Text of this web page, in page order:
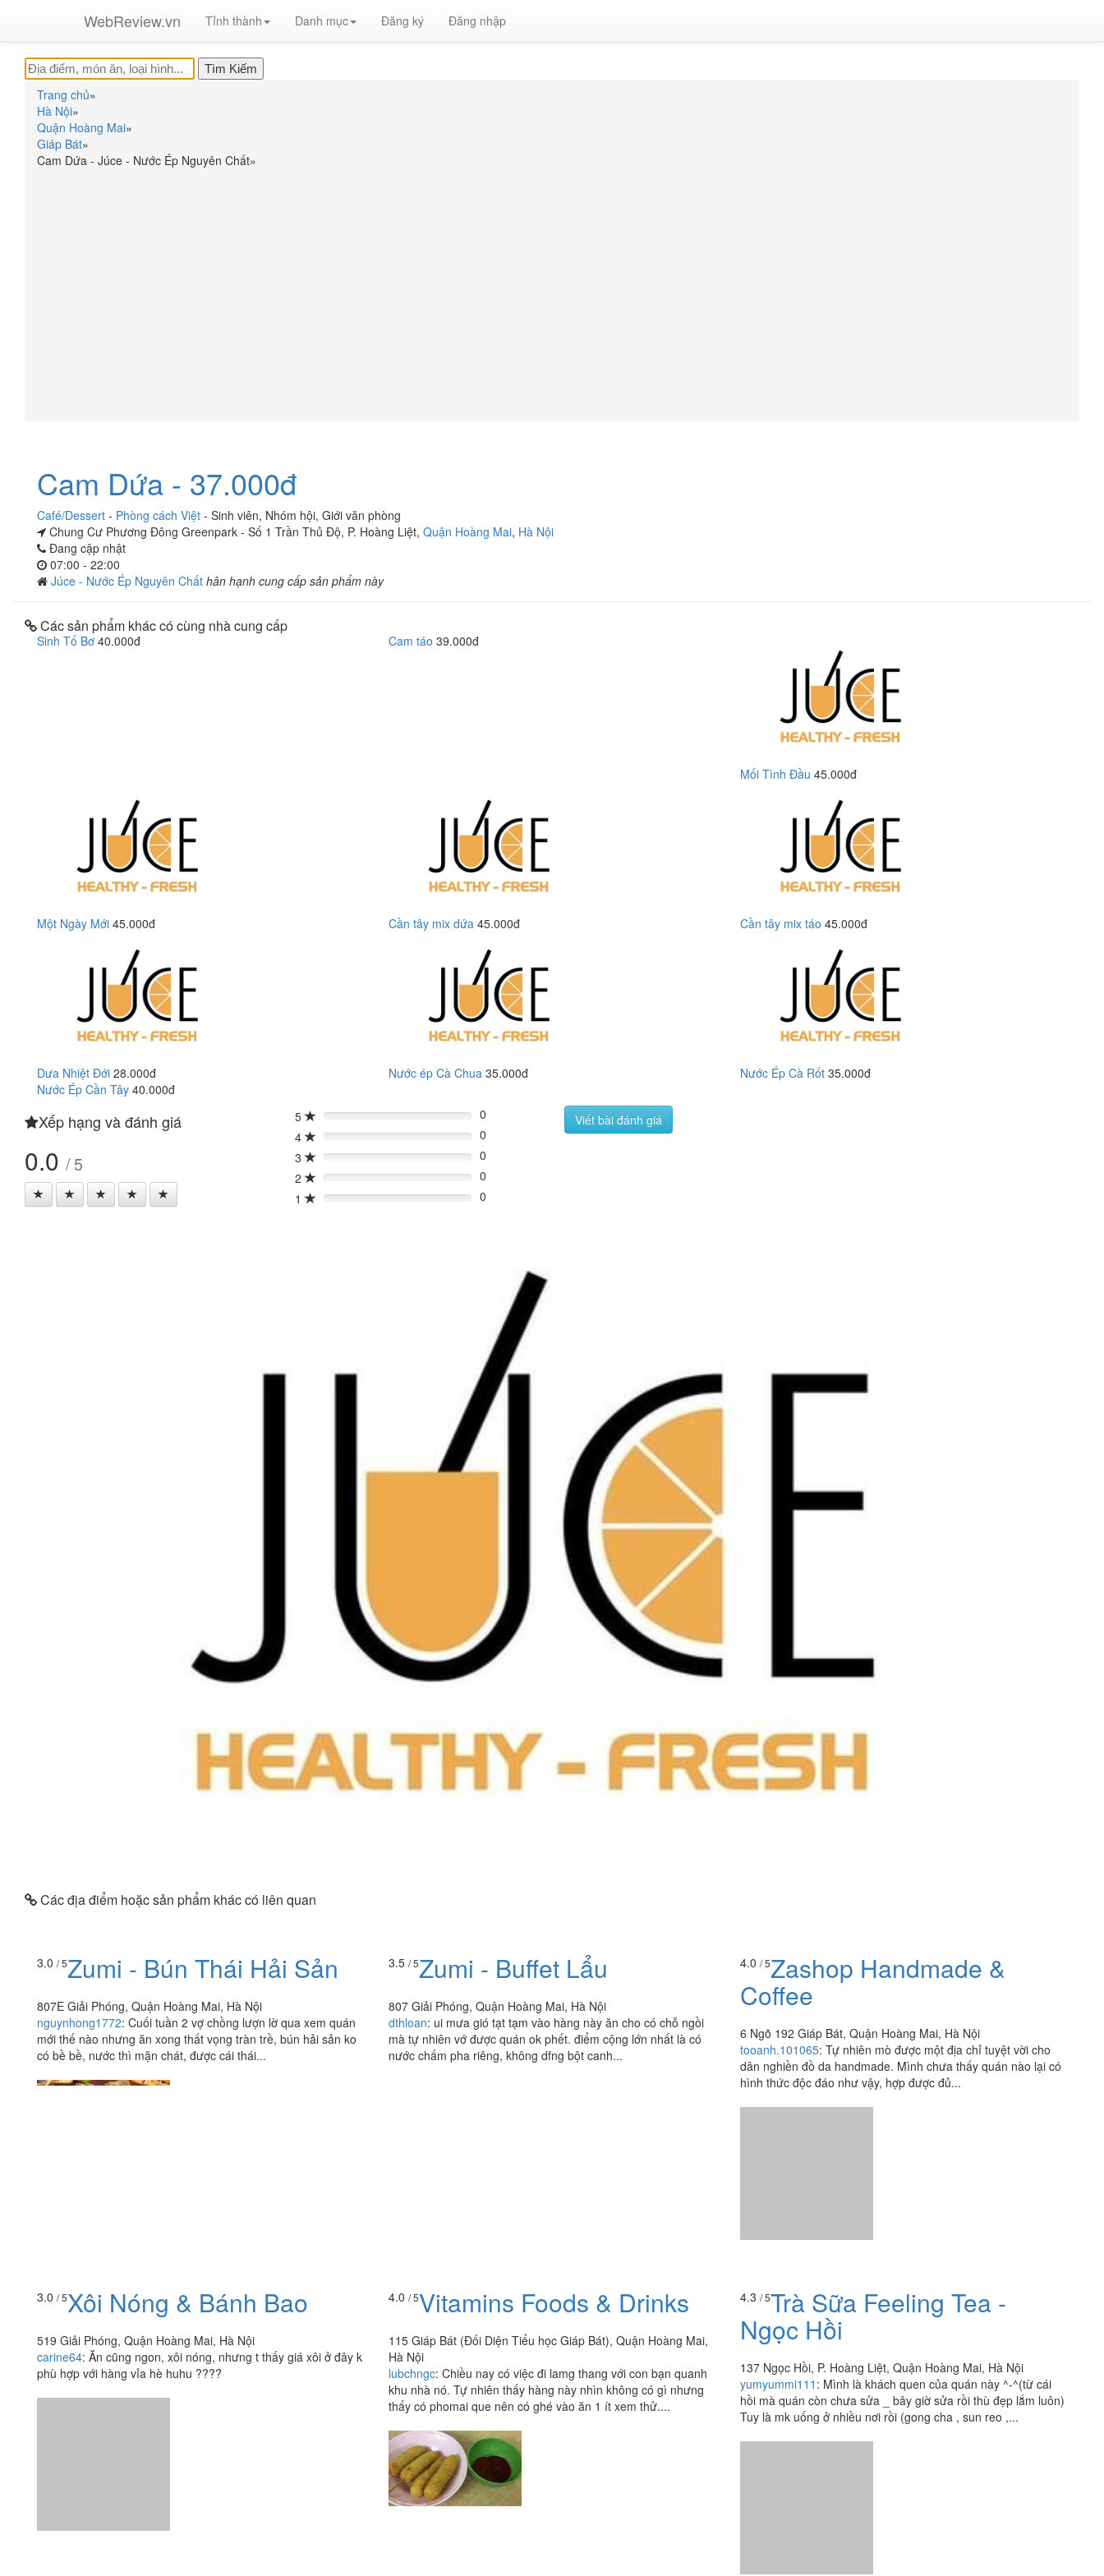
WebReview.vn Tỉnh thành Danh mục Đăng ký Đăng nhập
Trang chủ»
Hà Nội»
Quận Hoàng Mai»
Giáp Bát»
Cam Dứa - Júce - Nước Ép Nguyên Chất»
Cam Dứa - 37.000đ
Café/Dessert - Phòng cách Việt - Sinh viên, Nhóm hội, Giới văn phòng
Chung Cư Phương Đông Greenpark - Số 1 Trần Thủ Độ, P. Hoàng Liệt, Quận Hoàng Mai, Hà Nội
Đang cập nhật
07:00 - 22:00
Júce - Nước Ép Nguyên Chất hân hạnh cung cấp sản phẩm này
Các sản phẩm khác có cùng nhà cung cấp
Sinh Tố Bơ 40.000đ Cam táo 39.000đ
Mối Tình Đầu 45.000đ
Một Ngày Mới 45.000đ Cần tây mix dứa 45.000đ Cần tây mix táo 45.000đ
Dưa Nhiệt Đới 28.000đ Nước ép Cà Chua 35.000đ Nước Ép Cà Rốt 35.000đ
Nước Ép Cần Tây 40.000đ
Xếp hạng và đánh giá
0.0 / 5
5 0%
0
4
0%
0
3
0%
0
2
0%
0
1
0% 0
Viết bài đánh giá
Các địa điểm hoặc sản phẩm khác có liên quan
3.0 / 5Zumi - Bún Thái Hải Sản
807E Giải Phóng, Quận Hoàng Mai, Hà Nội
nguynhong1772: Cuối tuần 2 vợ chồng lượn lờ qua xem quán
mới thế nào nhưng ăn xong thất vọng tràn trề, bún hải sản ko
có bề bề, nước thì mặn chát, được cái thái...
3.5 / 5Zumi - Buffet Lẩu
807 Giải Phóng, Quận Hoàng Mai, Hà Nội
dthloan: ui mưa gió tạt tạm vào hàng này ăn cho có chỗ ngồi
mà tự nhiên vớ được quán ok phết. điểm cộng lớn nhất là có
nước chấm pha riêng, không dfng bột canh...
4.0 / 5Zashop Handmade &
Coffee
6 Ngõ 192 Giáp Bát, Quận Hoàng Mai, Hà Nội
tooanh.101065: Tự nhiên mò được một địa chỉ tuyệt vời cho
dân nghiền đồ da handmade. Mình chưa thấy quán nào lại có
hình thức độc đáo như vậy, hợp được đủ...
khu nhà nó. Tự nhiên thấy hàng này nhìn không có gì nhưng
Ngọc Hồi
yumyummi111:Mình là khách quen của quán này ^-^(từ cái
hồi mà quán còn chưa sửa _ bây giờ sửa rồi thù đẹp lắm luôn)
Tuy là mk uống ở nhiều nơi rồi (gong cha , sun reo ,...
Làm đẹp-